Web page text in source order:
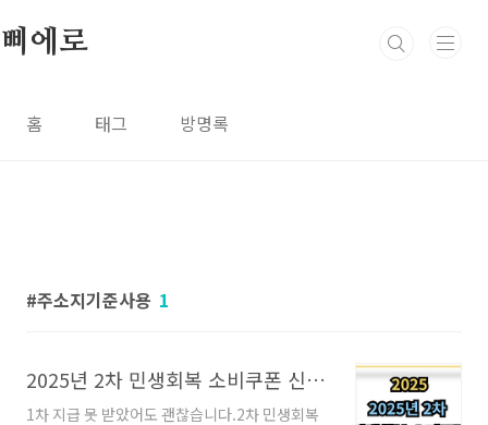
삐에로
홈 태그 방명록
주소지기준사용 1
2025년 2차 민생회복 소비쿠폰 신청방법 총정리!! (+카카오페이, 네이버페이)
1차 지급 못 받았어도 괜찮습니다.2차 민생회복